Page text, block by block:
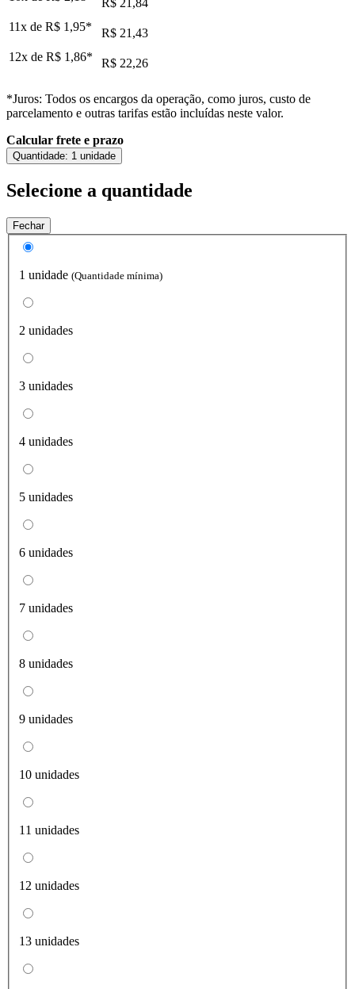
11x de R$ 1,95*
R$ 21,43
12x de R$ 1,86* R$ 22,26
*Juros: Todos os encargos da operação, como juros, custo de
parcelamento e outras tarifas estão incluídas neste valor.
Calcular frete e prazo
Quantidade: 1 unidade
Selecione a quantidade
Fechar
1 unidade (Quantidade mínima)
2 unidades
3 unidades
4 unidades
5 unidades
6 unidades
7 unidades
8 unidades
9 unidades
10 unidades
11 unidades
12 unidades
13 unidades